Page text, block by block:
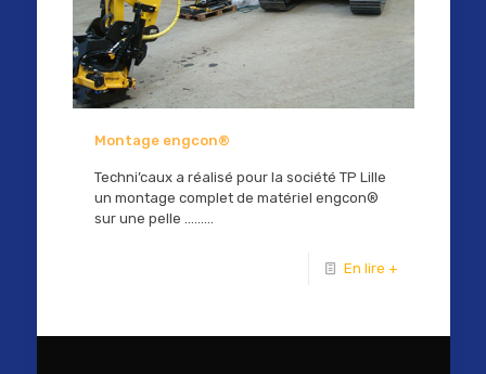
Montage engcon®
Techni’caux a réalisé pour la société TP Lille
un montage complet de matériel engcon®
sur une pelle ………
En lire +